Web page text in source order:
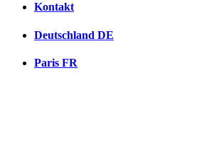
Kontakt
Deutschland DE
Paris FR